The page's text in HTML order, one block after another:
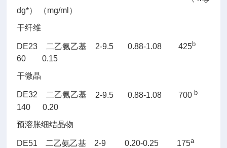
dg*） （mg/ml）
干纤维
DE23 二乙氨乙基 2-9.5 0.88-1.08 425b
60 0.15
干微晶
DE32 二乙氨乙基 2-9.5 0.88-1.08 700b
140 0.20
预溶胀细结晶物
DE51 二乙氨乙基 2-9 0.20-0.25 175a